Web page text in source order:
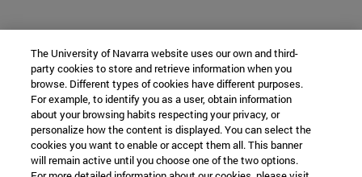
The University of Navarra website uses our own and third-
party cookies to store and retrieve information when you
browse. Different types of cookies have different purposes.
For example, to identify you as a user, obtain information
about your browsing habits respecting your privacy, or
personalize how the content is displayed. You can select the
cookies you want to enable or accept them all. This banner
will remain active until you choose one of the two options.